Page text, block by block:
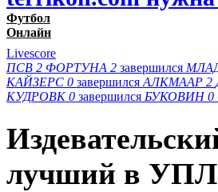
Футбол
Онлайн
Livescore
ПСВ 2 ФОРТУНА 2 завершился
КАЙЗЕРС 0 завершился АЛКМААР 2
КУДРОВК 0 завершился БУКОВИН 0
лучший в УПЛ